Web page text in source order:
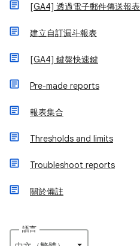
[GA4] 透過電子郵件傳送報表
建立自訂漏斗報表
[GA4] 鍵盤快速鍵
Pre-made reports
報表集合
Thresholds and limits
Troubleshoot reports
關於備註
語言